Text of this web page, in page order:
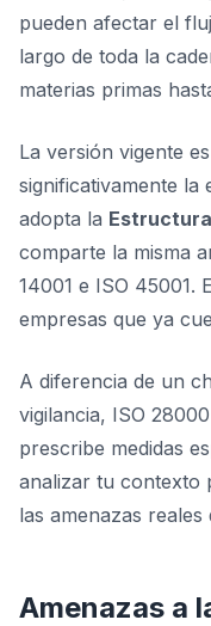
pueden afectar el
largo de toda la
materias primas
La versión vigente es
significativamente la
adopta la
comparte la misma
14001 e ISO 45001.
empresas que ya
A diferencia de un
vigilancia, ISO
prescribe medidas
analizar tu contexto
las amenazas
Amenazas a